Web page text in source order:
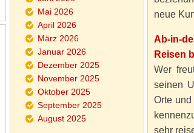
neue
Ab-in-
Reisen
Wer
seinen
Orte
sehr
Mai 2026
April 2026
März 2026
Januar 2026
Dezember 2025
November 2025
Oktober 2025
September 2025
August 2025